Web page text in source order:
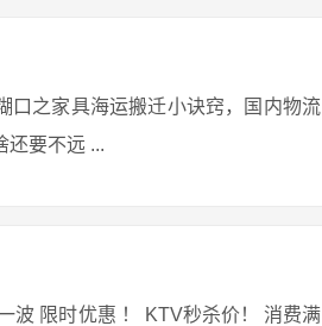
口之家具海运搬迁小诀窍，国内物流
还要不远 ...
波 限时优惠 ！ KTV秒杀价！ 消费满